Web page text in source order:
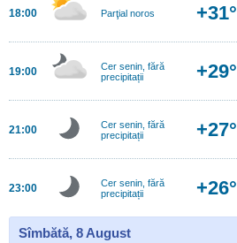
18:00 Parţial noros +31°
19:00
Cer senin, fără
precipitații
+29°
21:00
Cer senin, fără
precipitații
+27°
23:00
Cer senin, fără
precipitații
+26°
Sîmbătă, 8 August